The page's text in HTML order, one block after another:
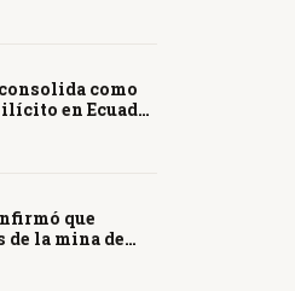
como
en Ecuador
que
de la mina de